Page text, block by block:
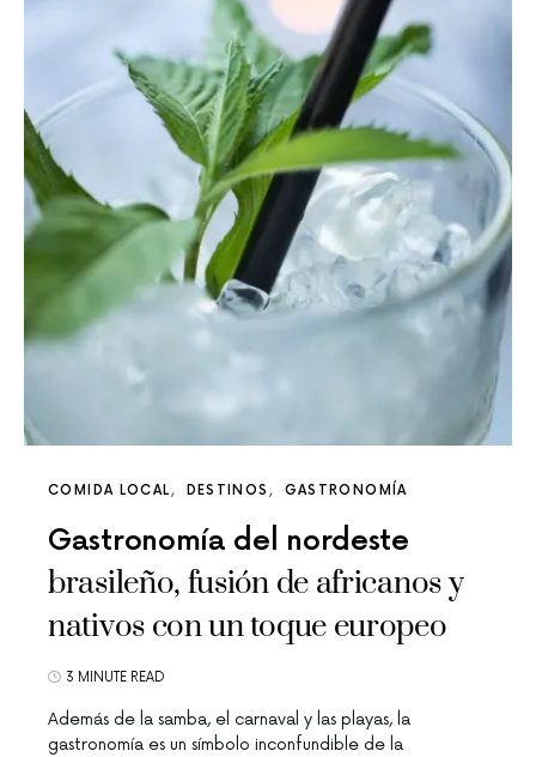
COMIDA LOCAL DESTINOS GASTRONOMÍA
Gastronomía del nordeste
brasileño, fusión de africanos y
nativos con un toque europeo
3 MINUTE READ
Además de la samba, el carnaval y las playas, la
gastronomía es un símbolo inconfundible de la